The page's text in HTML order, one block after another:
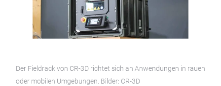
Der Fieldrack von CR-3D richtet sich an Anwendungen in rauen
oder mobilen Umgebungen. Bilder: CR-3D